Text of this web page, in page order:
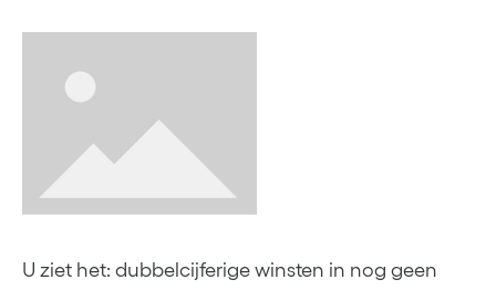
U ziet het: dubbelcijferige winsten in nog geen